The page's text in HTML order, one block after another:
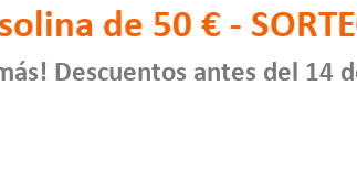
de 50 € -
Descuentos antes del 14